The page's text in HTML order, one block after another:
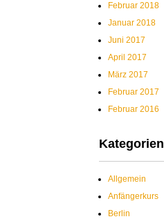
Februar 2018
Januar 2018
Juni 2017
April 2017
März 2017
Februar 2017
Februar 2016
Kategorien
Allgemein
Anfängerkurs
Berlin